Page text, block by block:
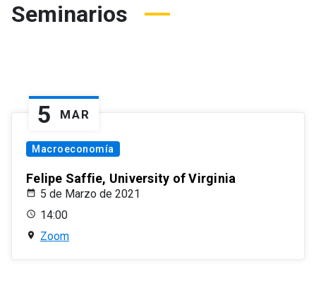
Seminarios
5 MAR
Macroeconomía
Felipe Saffie, University of Virginia
5 de Marzo de 2021
14:00
Zoom